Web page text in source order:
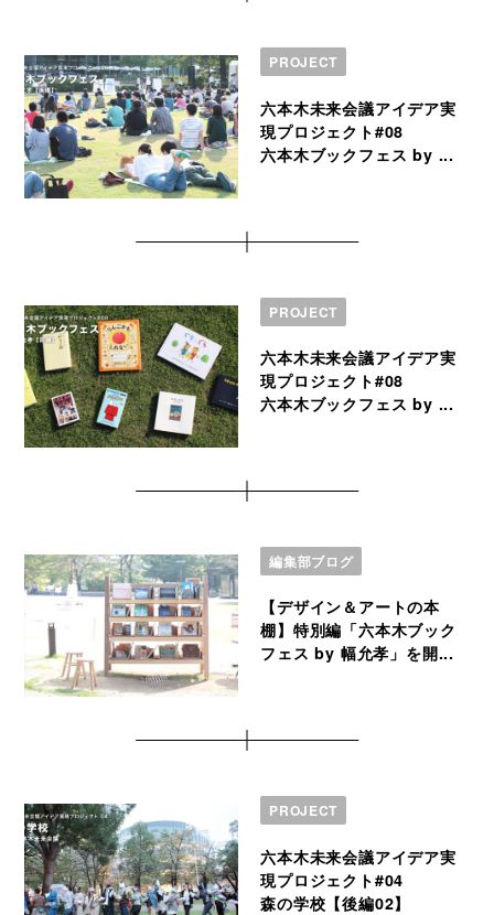
PROJECT
六本木未来会議アイデア実
現プロジェクト#08
六本木ブックフェス by ...
PROJECT
六本木未来会議アイデア実
現プロジェクト#08
六本木ブックフェス by ...
編集部ブログ
【デザイン＆アートの本
棚】特別編「六本木ブック
フェス by 幅允孝」を開...
PROJECT
六本木未来会議アイデア実
現プロジェクト#04
森の学校【後編02】